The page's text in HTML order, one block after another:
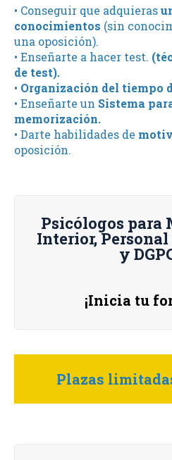
• Conseguir que adquieras
conocimientos (sin
una oposición).
• Enseñarte a hacer test.
de test).
• Organización del tiempo
• Enseñarte un Sistema
memorización.
• Darte habilidades de
oposición.
Psicólogos
Interior, Personal
y
¡Inicia tu
Plazas